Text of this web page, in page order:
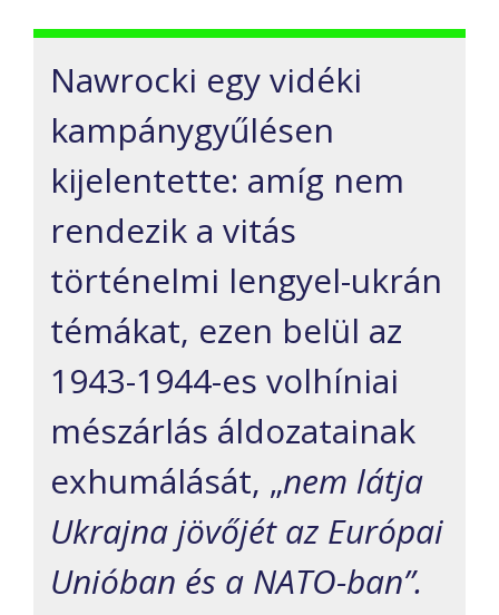
Nawrocki egy vidéki
kampánygyűlésen
kijelentette: amíg nem
rendezik a vitás
történelmi lengyel-ukrán
témákat, ezen belül az
1943-1944-es volhíniai
mészárlás áldozatainak
exhumálását, „nem látja
Ukrajna jövőjét az Európai
Unióban és a NATO-ban”.